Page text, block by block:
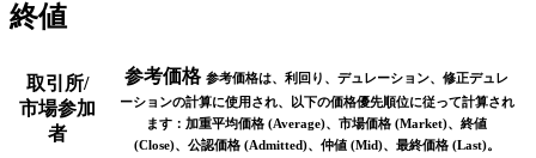
終値
取引所/
市場参加
者
参考価格 参考価格は、利回り、デュレーション、修正デュレ
ーションの計算に使用され、以下の価格優先順位に従って計算され
ます：加重平均価格 (Average)、市場価格 (Market)、終値
(Close)、公認価格 (Admitted)、仲値 (Mid)、最終価格 (Last)。